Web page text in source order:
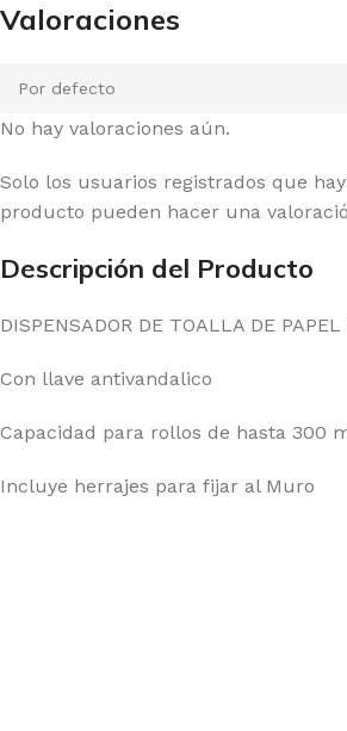
Valoraciones
No hay valoraciones aún.
Solo los usuarios registrados que
producto pueden hacer una
Descripción del Producto
DISPENSADOR DE TOALLA DE
Con llave antivandalico
Capacidad para rollos de hasta 300
Incluye herrajes para fijar al Muro